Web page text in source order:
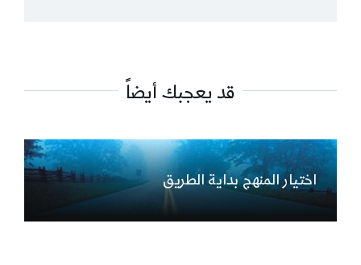
قد يعجبك أيضاً
اختيار المنهج بداية الطريق